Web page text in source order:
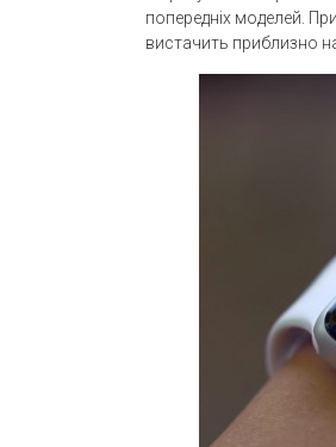
попередніх моделей.
вистачить приблизно